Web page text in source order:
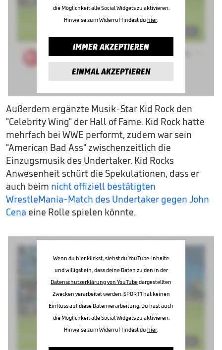
die Möglichkeit alle Social Widgets zu aktivieren.
Hinweise zum Widerruf findest du hier.
IMMER AKZEPTIEREN
EINMAL AKZEPTIEREN
Außerdem ergänzte Musik-Star Kid Rock den
"Celebrity Wing" der Hall of Fame. Kid Rock hatte
mehrfach bei WWE performt, zudem war sein
"American Bad Ass" zwischenzeitlich die
Einzugsmusik des Undertaker. Kid Rocks
Anwesenheit schürt die Spekulationen, dass er
auch beim nicht offiziell bestätigten
WrestleMania-Match des Undertaker gegen John
Cena eine Rolle spielen könnte.
Wenn du hier klickst, siehst du YouTube-Inhalte
und willigst ein, dass deine Daten zu den in der
Datenschutzerklärung von YouTubedargestellten
Zwecken verarbeitet werden. SPORT1 hat keinen
Einfluss auf diese Datenverarbeitung. Du hast auch
die Möglichkeit alle Social Widgets zu aktivieren.
Hinweise zum Widerruf findest du hier.